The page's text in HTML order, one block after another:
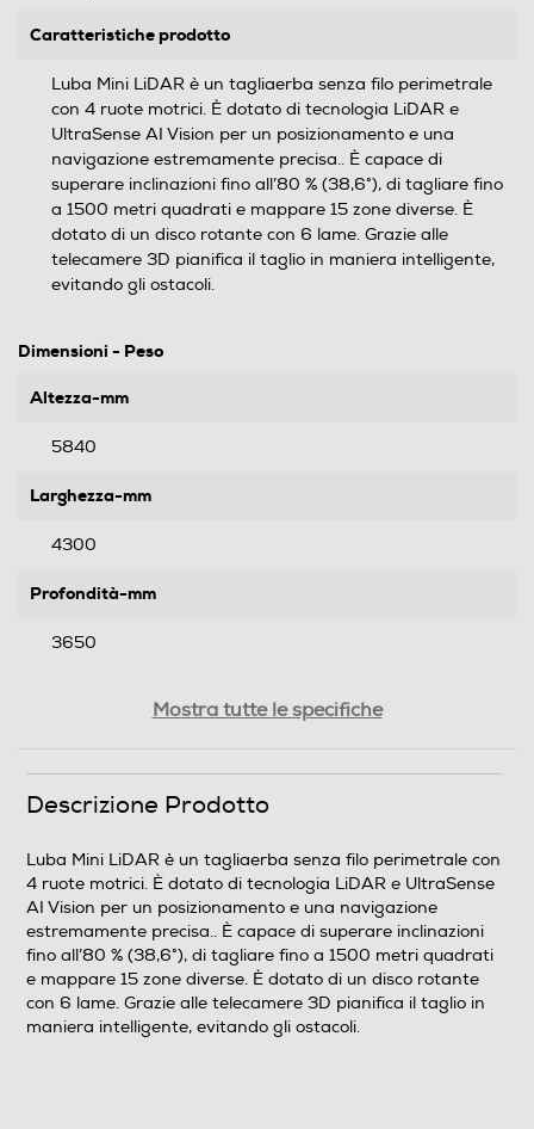
Caratteristiche prodotto
Luba Mini LiDAR è un tagliaerba senza filo perimetrale
con 4 ruote motrici. È dotato di tecnologia LiDAR e
UltraSense AI Vision per un posizionamento e una
navigazione estremamente precisa.. È capace di
superare inclinazioni fino all’80 % (38,6°), di tagliare fino
a 1500 metri quadrati e mappare 15 zone diverse. È
dotato di un disco rotante con 6 lame. Grazie alle
telecamere 3D pianifica il taglio in maniera intelligente,
evitando gli ostacoli.
Dimensioni - Peso
Altezza-mm
5840
Larghezza-mm
4300
Profondità-mm
3650
Informazioni sulla sicurezza del prodotto
Clicca qui
Mostra tutte le specifiche
Descrizione Prodotto
Luba Mini LiDAR è un tagliaerba senza filo perimetrale con
4 ruote motrici. È dotato di tecnologia LiDAR e UltraSense
AI Vision per un posizionamento e una navigazione
estremamente precisa.. È capace di superare inclinazioni
fino all’80 % (38,6°), di tagliare fino a 1500 metri quadrati
e mappare 15 zone diverse. È dotato di un disco rotante
con 6 lame. Grazie alle telecamere 3D pianifica il taglio in
maniera intelligente, evitando gli ostacoli.